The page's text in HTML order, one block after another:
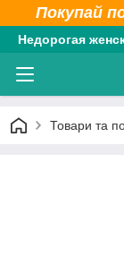
Покупай
Недорогая
Товари та